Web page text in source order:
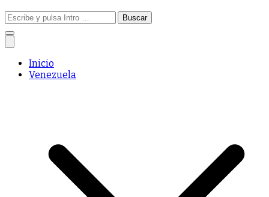
Buscar:
Inicio
Venezuela